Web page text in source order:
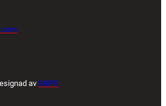
avSNPS